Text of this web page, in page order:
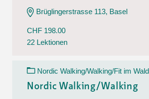
Brüglingerstrasse 113, Basel
CHF 198.00
22 Lektionen
Nordic Walking/Walking/Fit im
Nordic Walking/Walking